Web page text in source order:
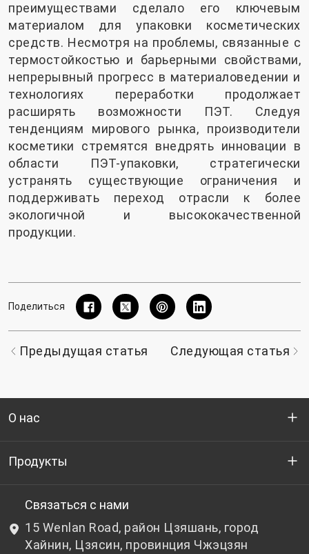
преимуществами сделало его ключевым
материалом для упаковки косметических
средств. Несмотря на проблемы, связанные с
термостойкостью и барьерными свойствами,
непрерывный прогресс в материаловедении и
технологиях переработки продолжает
расширять возможности ПЭТ. Следуя
тенденциям мирового рынка, производители
косметики стремятся внедрять инновации в
области ПЭТ-упаковки, стратегически
устранять существующие ограничения и
поддерживать переход отрасли к более
экологичной и высококачественной
продукции.
Поделиться
Предыдущая статья Следующая статья
О нас
Кто мы
НИОКР
Новости и события
Продукты
Бутылочный ПЭТ-гранулят
Небутылочный ПЭТ-гранулят
Связаться с нами
15 Wenlan Road, район Цзяшань, город
Хайнин, Цзясин, провинция Чжэцзян